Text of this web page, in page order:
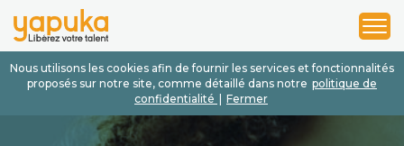
Nous utilisons les cookies afin de fournir les services et fonctionnalités
proposés sur notre site, comme détaillé dans notre politique de
confidentialité
Fermer
1
2
3